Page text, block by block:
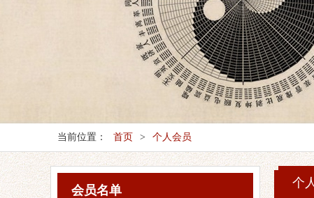
当前位置：
首页 > 个人会员
会员名单
个